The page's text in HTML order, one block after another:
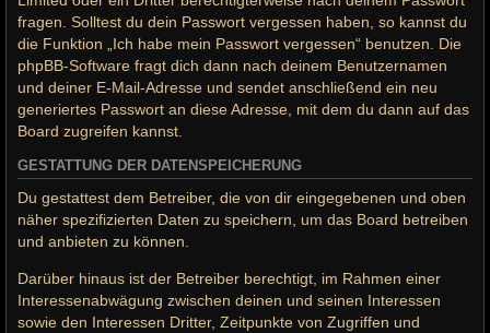
fragen. Solltest du dein Passwort vergessen haben, so kannst du
die Funktion „Ich habe mein Passwort vergessen“ benutzen. Die
phpBB-Software fragt dich dann nach deinem Benutzernamen
und deiner E-Mail-Adresse und sendet anschließend ein neu
generiertes Passwort an diese Adresse, mit dem du dann auf das
Board zugreifen kannst.
GESTATTUNG DER DATENSPEICHERUNG
Du gestattest dem Betreiber, die von dir eingegebenen und oben
näher spezifizierten Daten zu speichern, um das Board betreiben
und anbieten zu können.
Darüber hinaus ist der Betreiber berechtigt, im Rahmen einer
Interessenabwägung zwischen deinen und seinen Interessen
sowie den Interessen Dritter, Zeitpunkte von Zugriffen und